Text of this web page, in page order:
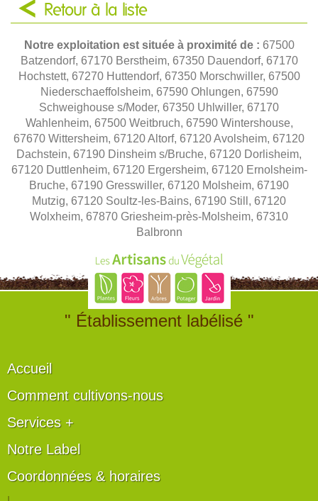
Retour à la liste
Notre exploitation est située à proximité de : 67500
Batzendorf, 67170 Berstheim, 67350 Dauendorf, 67170
Hochstett, 67270 Huttendorf, 67350 Morschwiller, 67500
Niederschaeffolsheim, 67590 Ohlungen, 67590
Schweighouse s/Moder, 67350 Uhlwiller, 67170
Wahlenheim, 67500 Weitbruch, 67590 Wintershouse,
67670 Wittersheim, 67120 Altorf, 67120 Avolsheim, 67120
Dachstein, 67190 Dinsheim s/Bruche, 67120 Dorlisheim,
67120 Duttlenheim, 67120 Ergersheim, 67120 Ernolsheim-
Bruche, 67190 Gresswiller, 67120 Molsheim, 67190
Mutzig, 67120 Soultz-les-Bains, 67190 Still, 67120
Wolxheim, 67870 Griesheim-près-Molsheim, 67310
Balbronn
" Établissement labélisé "
Accueil
Comment cultivons-nous
Services +
Notre Label
Coordonnées & horaires